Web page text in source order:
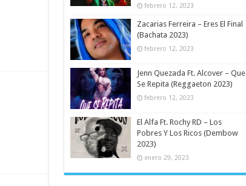
febrero 12, 2023
Zacarias Ferreira – Eres El Final
(Bachata 2023)
febrero 12, 2023
Jenn Quezada Ft. Alcover – Que
Se Repita (Reggaeton 2023)
febrero 12, 2023
El Alfa Ft. Rochy RD – Los
Pobres Y Los Ricos (Dembow
2023)
enero 29, 2023